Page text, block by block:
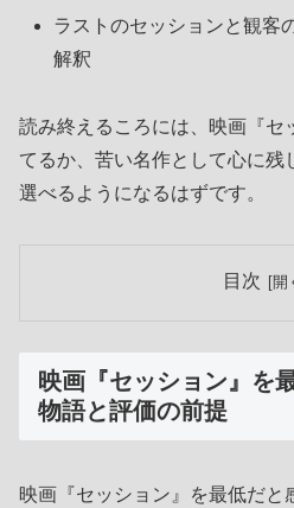
ラストのセッションと観客
解釈
読み終えるころには、映画『セ
てるか、苦い名作として心に残
選べるようになるはずです。
目次
映画『セッション』を
物語と評価の前提
映画『セッション』を最低だと